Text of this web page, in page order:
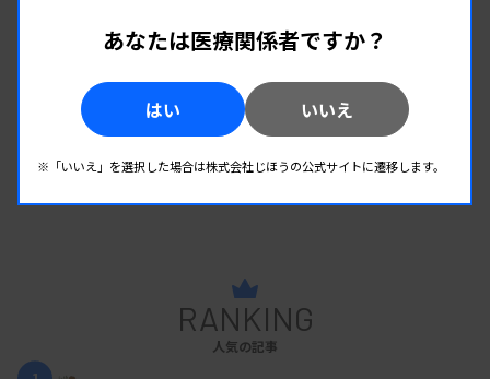
RANKING
人気の記事
あなたは医療関係者ですか？
はい いいえ
※「いいえ」を選択した場合は株式会社じほうの公式サイトに遷移します。